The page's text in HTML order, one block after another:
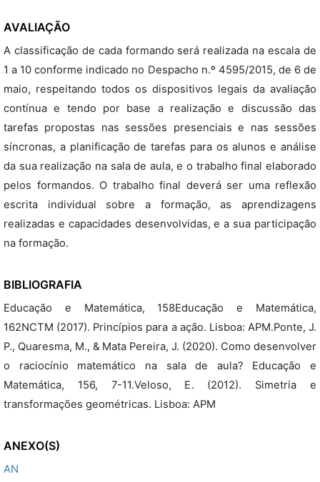
AVALIAÇÃO
A classificação de cada formando será realizada na escala de
1 a 10 conforme indicado no Despacho n.º 4595/2015, de 6 de
maio, respeitando todos os dispositivos legais da avaliação
contínua e tendo por base a realização e discussão das
tarefas propostas nas sessões presenciais e nas sessões
síncronas, a planificação de tarefas para os alunos e análise
da sua realização na sala de aula, e o trabalho final elaborado
pelos formandos. O trabalho final deverá ser uma reflexão
escrita individual sobre a formação, as aprendizagens
realizadas e capacidades desenvolvidas, e a sua participação
na formação.
BIBLIOGRAFIA
Educação e Matemática, 158Educação e Matemática,
162NCTM (2017). Princípios para a ação. Lisboa: APM.Ponte, J.
P., Quaresma, M., & Mata Pereira, J. (2020). Como desenvolver
o raciocínio matemático na sala de aula? Educação e
Matemática, 156, 7-11.Veloso, E. (2012). Simetria e
transformações geométricas. Lisboa: APM
ANEXO(S)
AN